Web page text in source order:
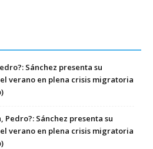
Sánchez presenta su
el verano en plena crisis migratoria
Pedro?: Sánchez presenta su
el verano en plena crisis migratoria